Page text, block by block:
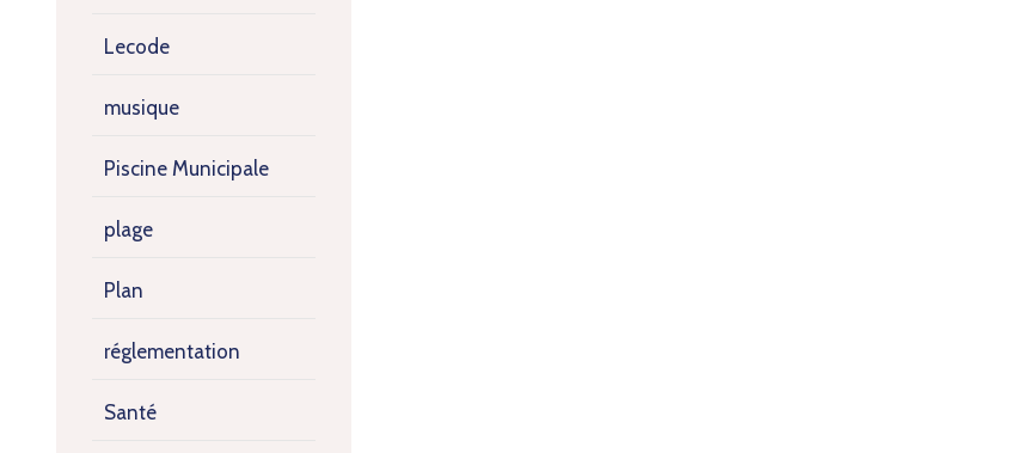
Lecode
musique
Piscine Municipale
plage
Plan
réglementation
Santé